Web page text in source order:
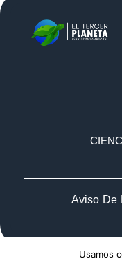
Aviso De
Usamos